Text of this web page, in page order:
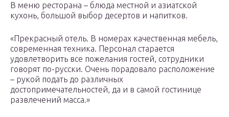
В меню ресторана – блюда местной и азиатской
кухонь, большой выбор десертов и напитков.
«Прекрасный отель. В номерах качественная мебель,
современная техника. Персонал старается
удовлетворить все пожелания гостей, сотрудники
говорят по-русски. Очень порадовало расположение
– рукой подать до различных
достопримечательностей, да и в самой гостинице
развлечений масса.»